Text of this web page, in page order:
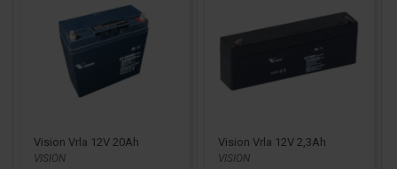
Vision Vrla 12V 20Ah
VISION
Vision Vrla 12V 2,3Ah
VISION